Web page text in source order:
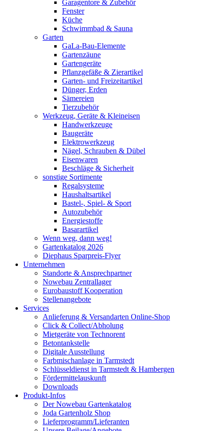
Garagentore & Zubehör
Fenster
Küche
Schwimmbad & Sauna
Garten
GaLa-Bau-Elemente
Gartenzäune
Gartengeräte
Pflanzgefäße & Zierartikel
Garten- und Freizeitartikel
Dünger, Erden
Sämereien
Tierzubehör
Werkzeug, Geräte & Kleineisen
Handwerkzeuge
Baugeräte
Elektrowerkzeug
Nägel, Schrauben & Dübel
Eisenwaren
Beschläge & Sicherheit
sonstige Sortimente
Regalsysteme
Haushaltsartikel
Bastel-, Spiel- & Sport
Autozubehör
Energiestoffe
Basarartikel
Wenn weg, dann weg!
Gartenkatalog 2026
Diephaus Sparpreis-Flyer
Unternehmen
Standorte & Ansprechpartner
Nowebau Zentrallager
Eurobaustoff Kooperation
Stellenangebote
Services
Anlieferung & Versandarten Online-Shop
Click & Collect/Abholung
Mietgeräte von Technorent
Betontankstelle
Digitale Ausstellung
Farbmischanlage in Tarmstedt
Schlüsseldienst in Tarmstedt & Hambergen
Fördermittelauskunft
Downloads
Produkt-Infos
Der Nowebau Gartenkatalog
Joda Gartenholz Shop
Lieferprogramm/Lieferanten